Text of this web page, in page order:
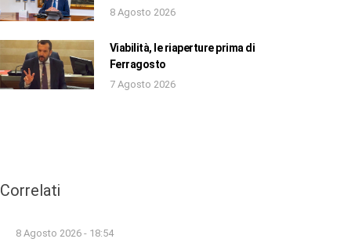
8 Agosto 2026
Viabilità, le riaperture prima di
Ferragosto
7 Agosto 2026
Correlati
8 Agosto 2026 - 18:54